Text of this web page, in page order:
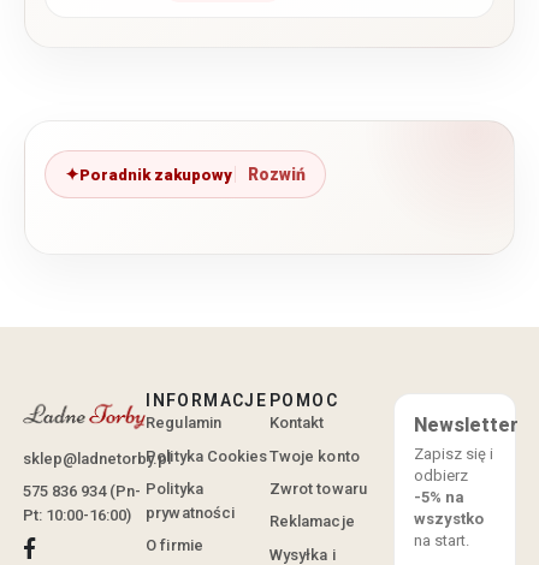
Poradnik zakupowy
sklep@ladnetorby.pl
575 836 934 (Pn-
Pt: 10:00-16:00)
INFORMACJE
Regulamin
Polityka Cookies
Polityka
prywatności
O firmie
POMOC
Kontakt
Twoje konto
Zwrot towaru
Reklamacje
Wysyłka i
Newsletter
Zapisz się i
odbierz
-5% na
wszystko
na start.